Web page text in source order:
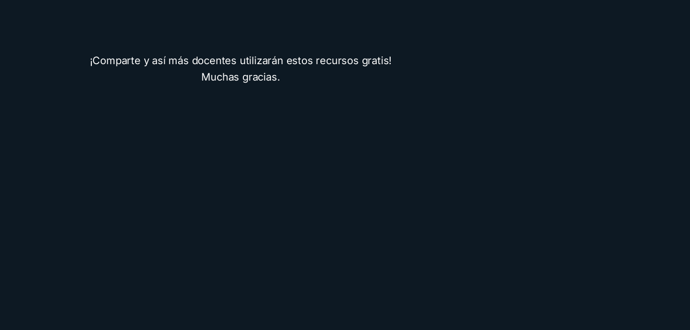
¡Comparte y así más docentes utilizarán estos recursos gratis!
Muchas gracias.